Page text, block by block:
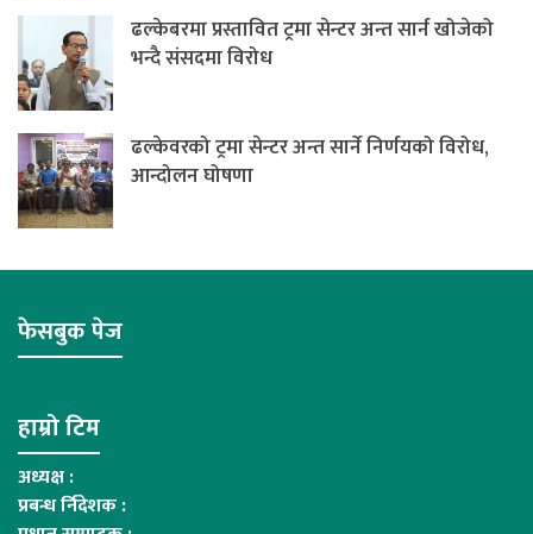
ढल्केबरमा प्रस्तावित ट्रमा सेन्टर अन्त सार्न खोजेको
भन्दै संसदमा विरोध
ढल्केवरको ट्रमा सेन्टर अन्त सार्ने निर्णयको विरोध,
आन्दोलन घोषणा
फेसबुक पेज
हाम्रो टिम
अध्यक्ष :
प्रबन्ध र्निदेशक :